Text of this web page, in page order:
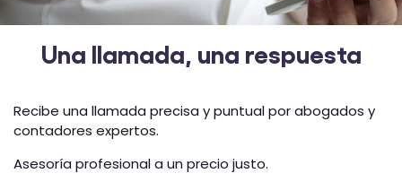
Una llamada, una respuesta
Recibe una llamada precisa y puntual por abogados y
contadores expertos.
Asesoría profesional a un precio justo.